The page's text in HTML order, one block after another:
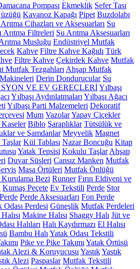
Pompası Ekmeklik Sefer Tası
Kavanoz Kapağı Pipet Buzdolabı
Cihazları ve Aksesuarları Su
Arıtma Filtreleri Su Arıtma Aksesuarları
Musluğu Endüstriyel Mutfak
Kahve Filtre Kahve Kağıdı Türk
Filtre Kahve Çekirdek Kahve Mutfak
Mutfak Tezgahları Ahşap Mutfak
Derin Dondurucular Su
VE EV GEREÇLERİYılbaşı
Yılbaşı Aydınlatmaları Yılbaşı Ağacı
Yılbaşı Parti Malzemeleri Dekoratif
Mum VazolarYapay Çiçekler
Biblo Şaraplıklar Tütsülük ve
ve Şamdanlar Meyvelik Magnet
Kül Tablası Nazar Boncuğu Kitap
Yatak Tepsisi Kokulu Taşlar Ahşap
Duvar Süsleri Cansız Manken Mutfak
Masa Örtüleri Mutfak Önlüğü
Bezi Runner Fırın Eldiveni ve
Kumaş Peçete Ev Tekstili Perde Stor
Perde Aksesuarları Fon Perde
Odası Perdesi Güneşlik Mutfak Perdeleri
Makine Halısı Shaggy Halı Jüt ve
Halıları Halı Kaydırmazı El Halısı
Bambu Halı Yatak Odası Tekstili
Pike ve Pike Takımı Yatak Örtüsü
Alezi & Koruyucusu YastıkYastık
Alezi Paspaslar Mutfak Tekstili